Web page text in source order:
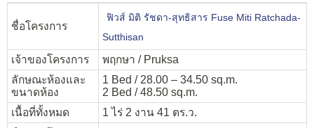
ชื่อโครงการ
ฟิวส์ มิติ รัชดา-สุทธิสาร Fuse Miti Ratchada-
Sutthisan
เจ้าของโครงการ
พฤกษา / Pruksa
ลักษณะห้องและ
ขนาดห้อง
1 Bed / 28.00 – 34.50 sq.m.
2 Bed / 48.50 sq.m.
เนื้อที่ทั้งหมด
1 ไร่ 2 งาน 41 ตร.ว.